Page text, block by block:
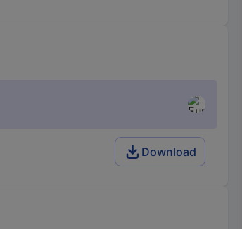
Download